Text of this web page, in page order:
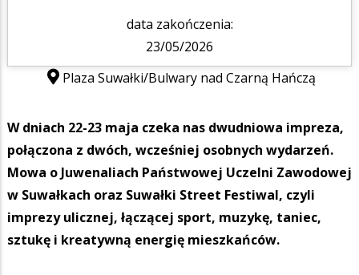
data zakończenia:
23/05/2026
Plaza Suwałki/Bulwary nad Czarną Hańczą
W dniach 22-23 maja czeka nas dwudniowa impreza,
połączona z dwóch, wcześniej osobnych wydarzeń.
Mowa o Juwenaliach Państwowej Uczelni Zawodowej
w Suwałkach oraz Suwałki Street Festiwal, czyli
imprezy ulicznej, łączącej sport, muzykę, taniec,
sztukę i kreatywną energię mieszkańców.